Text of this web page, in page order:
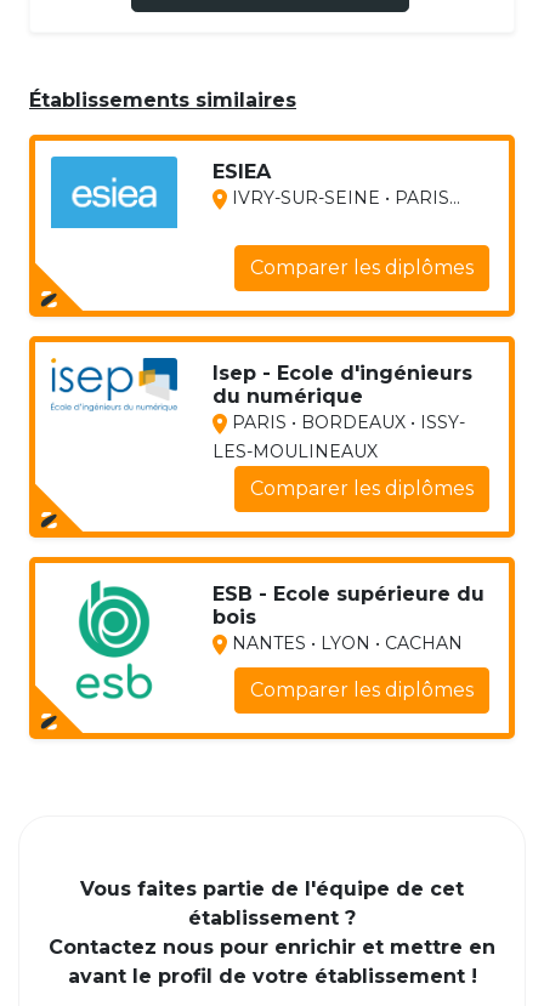
Établissements similaires
ESIEA
IVRY-SUR-SEINE • PARIS...
Comparer les diplômes
Isep - Ecole d'ingénieurs
du numérique
PARIS • BORDEAUX • ISSY-
LES-MOULINEAUX
Comparer les diplômes
ESB - Ecole supérieure du
bois
NANTES • LYON • CACHAN
Comparer les diplômes
Vous faites partie de l'équipe de cet
établissement ?
Contactez nous pour enrichir et mettre en
avant le profil de votre établissement !